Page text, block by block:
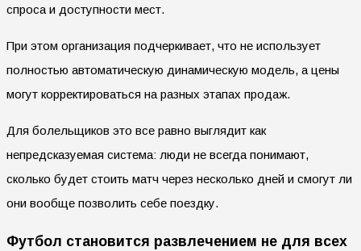
спроса и доступности мест.
При этом организация подчеркивает, что не использует
полностью автоматическую динамическую модель, а цены
могут корректироваться на разных этапах продаж.
Для болельщиков это все равно выглядит как
непредсказуемая система: люди не всегда понимают,
сколько будет стоить матч через несколько дней и смогут ли
они вообще позволить себе поездку.
Футбол становится развлечением не для всех